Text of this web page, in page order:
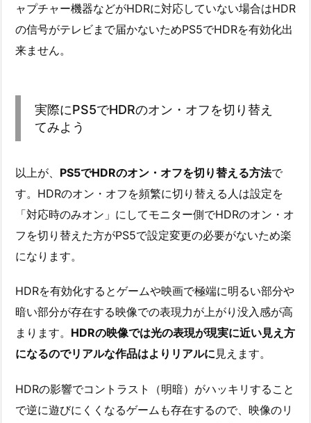
ャプチャー機器などがHDRに対応していない場合はHDR
の信号がテレビまで届かないためPS5でHDRを有効化出
来ません。
実際にPS5でHDRのオン・オフを切り替え
てみよう
以上が、 PS5でHDRのオン・オフを切り替える方法で
す。HDRのオン・オフを頻繁に切り替える人は設定を
「対応時のみオン」にしてモニター側でHDRのオン・オ
フを切り替えた方がPS5で設定変更の必要がないため楽
になります。
HDRを有効化するとゲームや映画で極端に明るい部分や
暗い部分が存在する映像での表現力が上がり没入感が高
まります。 HDRの映像では光の表現が現実に近い見え方
になるのでリアルな作品はよりリアルに 見えます。
HDRの影響でコントラスト（明暗）がハッキリすること
で逆に遊びにくくなるゲームも存在するので、映像のリ